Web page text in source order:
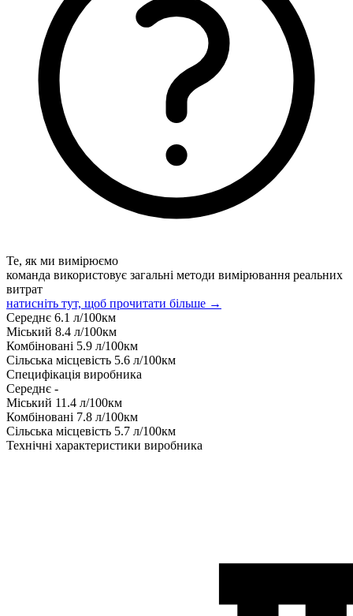
Те, як ми вимірюємо
команда використовує загальні методи вимірювання реальних
витрат
натисніть тут, щоб прочитати більше →
Середнє 6.1 л/100км
Міський 8.4 л/100км
Комбіновані 5.9 л/100км
Сільська місцевість 5.6 л/100км
Специфікація виробника
Середнє -
Міський 11.4 л/100км
Комбіновані 7.8 л/100км
Сільська місцевість 5.7 л/100км
Технічні характеристики виробника